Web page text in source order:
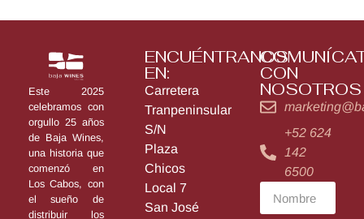
Este 2025
celebramos con
orgullo 25 años
de Baja Wines,
una historia que
comenzó en
Los Cabos, con
el sueño de
distribuir los
ENCUÉNTRANOS
EN:
Carretera
Tranpeninsular
S/N
Plaza
Chicos
Local 7
San José
CON
NOSOTROS
+52 624
142
6500